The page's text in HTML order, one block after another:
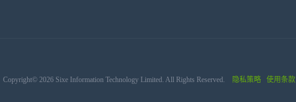
Copyright© 2026 Sixe Information Technology Limited. All Rights Reserved. 隐私策略 使用条款